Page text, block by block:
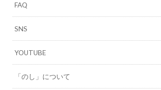
FAQ
SNS
YOUTUBE
「のし」について